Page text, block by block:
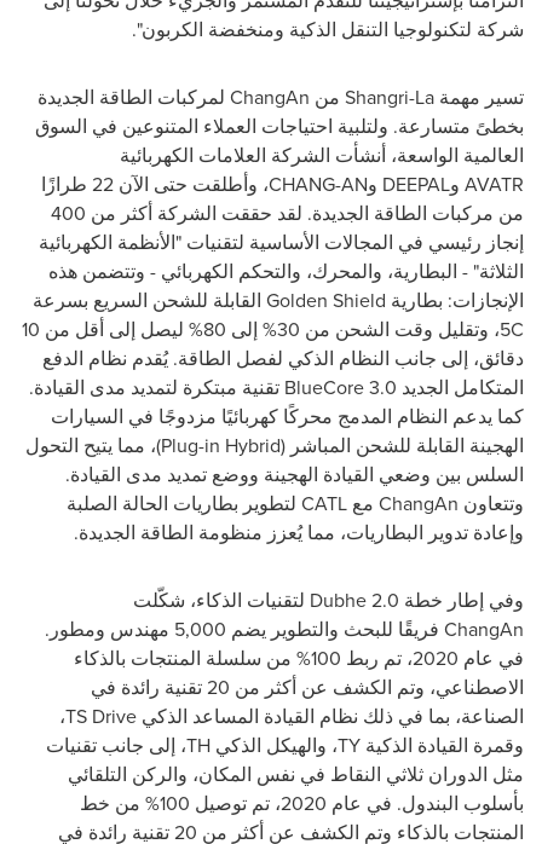
شركة لتكنولوجيا التنقل الذكية ومنخفضة الكربون".
تسير مهمة Shangri-La من ChangAn لمركبات الطاقة الجديدة
بخطىً متسارعة. ولتلبية احتياجات العملاء المتنوعين في السوق
العالمية الواسعة، أنشأت الشركة العلامات الكهربائية
AVATR وDEEPAL وCHANG-AN
، وأطلقت حتى الآن 22 طرازًا
من مركبات الطاقة الجديدة. لقد حققت الشركة أكثر من 400
إنجاز رئيسي في المجالات الأساسية لتقنيات "الأنظمة الكهربائية
الثلاثة" - البطارية، والمحرك، والتحكم الكهربائي - وتتضمن هذه
الإنجازات: بطارية Golden Shield القابلة للشحن السريع بسرعة
5C
، وتقليل وقت الشحن من 30% إلى 80% ليصل إلى أقل من 10
دقائق، إلى جانب النظام الذكي لفصل الطاقة. يُقدم نظام الدفع
المتكامل الجديد BlueCore 3.0 تقنية مبتكرة لتمديد مدى القيادة.
كما يدعم النظام المدمج محركًا كهربائيًا مزدوجًا في السيارات
الهجينة القابلة للشحن المباشر (Plug-in Hybrid)، مما يتيح التحول
السلس بين وضعي القيادة الهجينة ووضع تمديد مدى القيادة.
وتتعاون ChangAn مع CATL لتطوير بطاريات الحالة الصلبة
وإعادة تدوير البطاريات، مما يُعزز منظومة الطاقة الجديدة.
وفي إطار خطة Dubhe 2.0 لتقنيات الذكاء، شكّلت
ChangAn
فريقًا للبحث والتطوير يضم 5,000 مهندس ومطور.
في عام 2020، تم ربط 100% من سلسلة المنتجات بالذكاء
الاصطناعي، وتم الكشف عن أكثر من 20 تقنية رائدة في
الصناعة، بما في ذلك نظام القيادة المساعد الذكي TS Drive،
وقمرة القيادة الذكية TY، والهيكل الذكي TH، إلى جانب تقنيات
مثل الدوران ثلاثي النقاط في نفس المكان، والركن التلقائي
بأسلوب البندول. في عام 2020، تم توصيل 100% من خط
المنتجات بالذكاء وتم الكشف عن أكثر من 20 تقنية رائدة في